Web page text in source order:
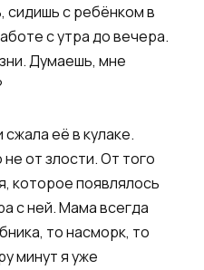
сидишь с ребёнком в
с утра до вечера.
Думаешь, мне
её в кулаке.
от злости. От того
которое появлялось
с ней. Мама всегда
то насморк, то
минут я уже